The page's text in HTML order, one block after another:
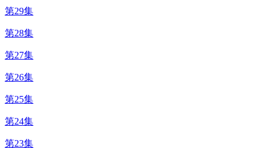
第29集
第28集
第27集
第26集
第25集
第24集
第23集